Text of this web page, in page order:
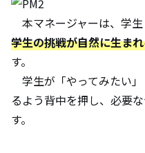
本マネージャーは、学生
学生の挑戦が自然に生ま
す。
学生が「やってみたい
るよう背中を押し、必要
す。